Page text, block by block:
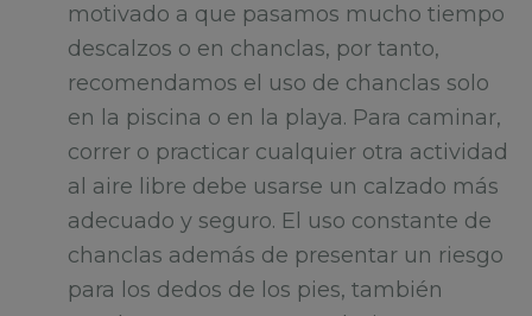
motivado a que pasamos mucho tiempo
descalzos o en chanclas, por tanto,
recomendamos el uso de chanclas solo
en la piscina o en la playa. Para caminar,
correr o practicar cualquier otra actividad
al aire libre debe usarse un calzado más
adecuado y seguro. El uso constante de
chanclas además de presentar un riesgo
para los dedos de los pies, también